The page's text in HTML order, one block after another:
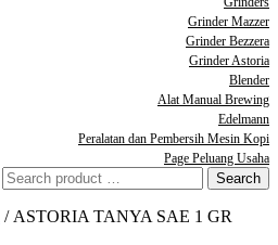
Grinder Mazzer
Grinder Bezzera
Grinder Astoria
Blender
Alat Manual Brewing
Edelmann
Peralatan dan Pembersih Mesin Kopi
Page Peluang Usaha
/ ASTORIA TANYA SAE 1 GR